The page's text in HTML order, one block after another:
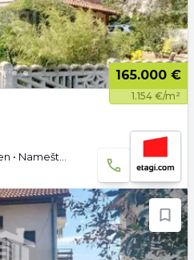
165.000 €
1.154 €/m²
Agencija • Dvoetažna • Uknjižen • Namešteno • Podrum